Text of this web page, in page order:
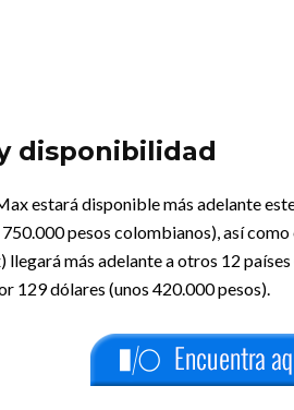
disponibilidad
estará disponible más adelante
pesos colombianos), así
llegará más adelante a otros 12
129 dólares (unos 420.000 pesos).